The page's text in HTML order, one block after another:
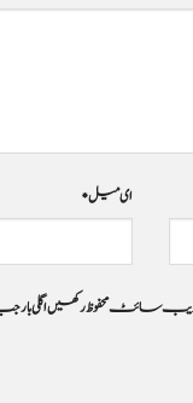
ای میل*
ویب سائٹ محفوظ رکھیں اگلی